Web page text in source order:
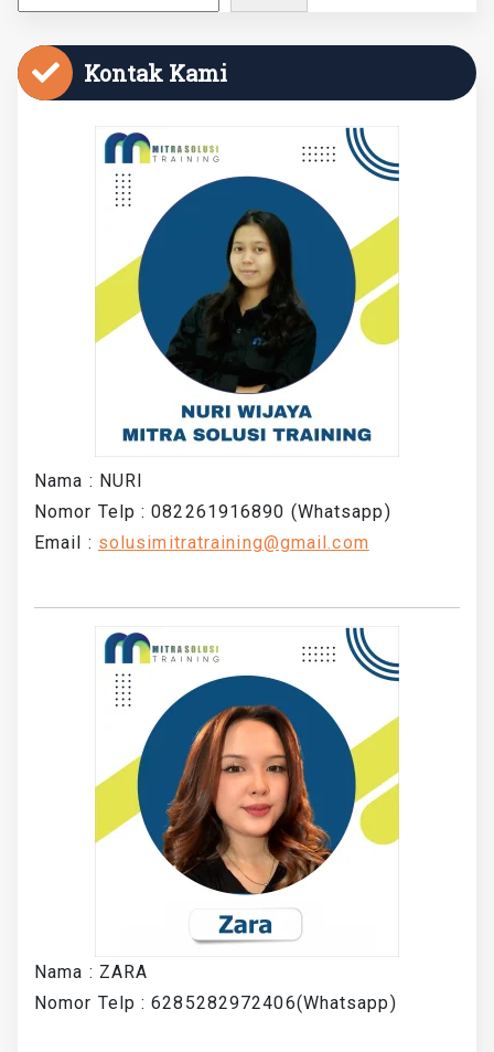
Kontak Kami
Nama : NURI
Nomor Telp : 082261916890 (Whatsapp)
Email : solusimitratraining@gmail.com
Nama : ZARA
Nomor Telp : 6285282972406(Whatsapp)